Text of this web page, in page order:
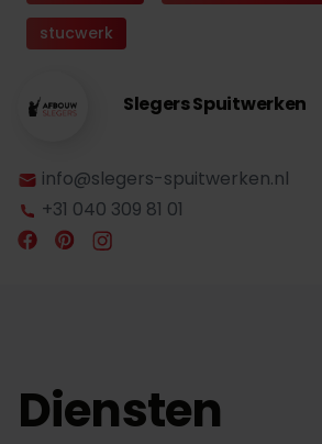
stucwerk
Slegers Spuitwerken
info@slegers-spuitwerken.nl
+31 040 309 81 01
Diensten